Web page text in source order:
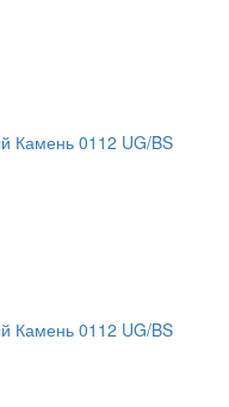
Камень 0112 UG/BS
Камень 0112 UG/BS